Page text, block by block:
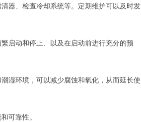
器、检查冷却系统等。定期维护可以及时发
启动和停止、以及在启动前进行充分的预
湿环境，可以减少腐蚀和氧化，从而延长使
可靠性。